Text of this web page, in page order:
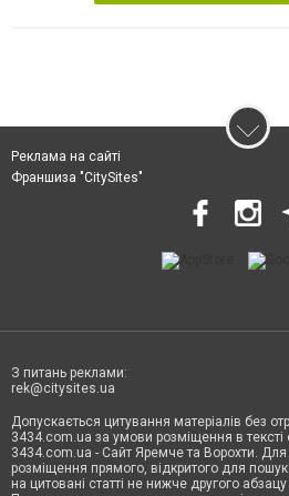
Реклама на сайті
Франшиза "CitySites"
З питань реклами:
rek@citysites.ua
Допускається цитування матеріалів без
3434.com.ua за умови розміщення в
3434.com.ua - Сайт Яремче та Ворохти. Для
розміщення прямого, відкритого для
на цитовані статті не нижче другого